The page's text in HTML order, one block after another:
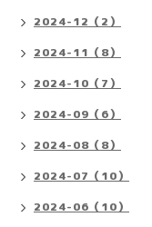
2024-12（2）
2024-11（8）
2024-10（7）
2024-09（6）
2024-08（8）
2024-07（10）
2024-06（10）